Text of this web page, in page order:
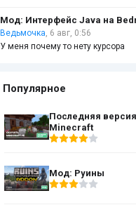
Мод: Интерфейс Java на
Ведьмочка, 6 авг, 0:56
У меня почему то нету курсора
Популярное
Последняя версия
Minecraft
Мод: Руины